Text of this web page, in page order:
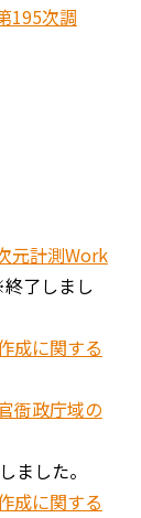
195次調
元計測Work
了しまし
成に関する
衙政庁域の
ました。
成に関する